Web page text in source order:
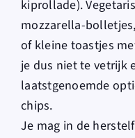
kiprollade).
mozzarella-
of kleine toastjes
je dus niet te vetrijk
laatstgenoemde
chips.
Je mag in de